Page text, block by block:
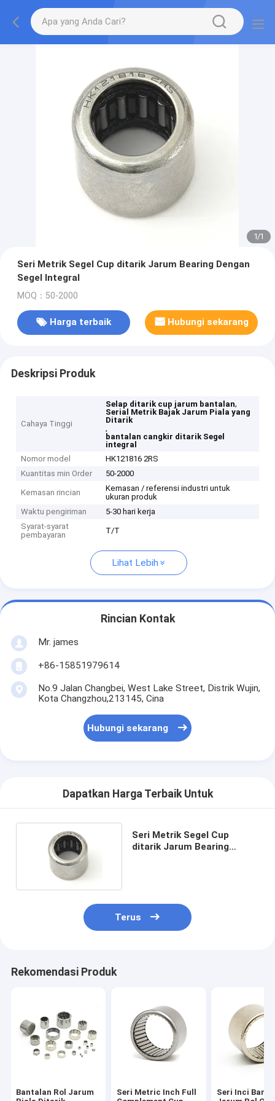
1/1
Seri Metrik Segel Cup ditarik Jarum Bearing Dengan
Segel Integral
MOQ：50-2000
Harga terbaik Hubungi sekarang
Deskripsi Produk
Cahaya Tinggi
Selap ditarik cup jarum bantalan,
Serial Metrik Bajak Jarum Piala yang
Ditarik
,
bantalan cangkir ditarik Segel
integral
Nomor model
HK121816 2RS
Kuantitas min Order
50-2000
Kemasan rincian
Kemasan / referensi industri untuk
ukuran produk
Waktu pengiriman
5-30 hari kerja
Syarat-syarat
pembayaran
T/T
Lihat Lebih
Rincian Kontak
Mr. james
+86-15851979614
No.9 Jalan Changbei, West Lake Street, Distrik Wujin,
Kota Changzhou,213145, Cina
Hubungi sekarang
Dapatkan Harga Terbaik Untuk
Seri Metrik Segel Cup
ditarik Jarum Bearing
Terus
Rekomendasi Produk
Bantalan Rol Jarum
Seri Metric Inch Full
Seri Inci